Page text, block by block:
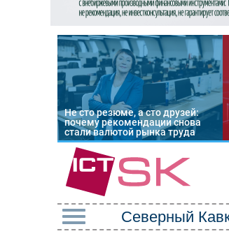
Не сто резюме, а сто друзей:
почему рекомендации снова
стали валютой рынка труда